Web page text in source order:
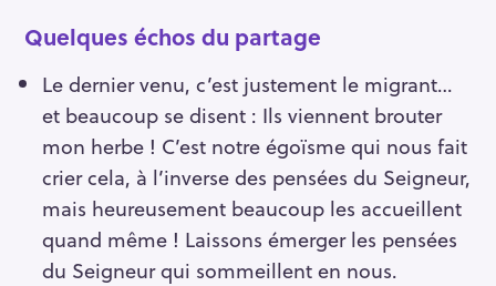
Quelques échos du partage
Le dernier venu, c’est justement le migrant…
et beaucoup se disent : Ils viennent brouter
mon herbe ! C’est notre égoïsme qui nous fait
crier cela, à l’inverse des pensées du Seigneur,
mais heureusement beaucoup les accueillent
quand même ! Laissons émerger les pensées
du Seigneur qui sommeillent en nous.